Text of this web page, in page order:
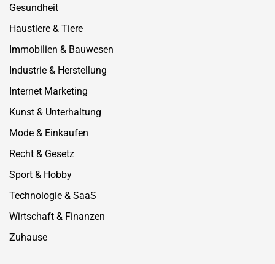
Gesundheit
Haustiere & Tiere
Immobilien & Bauwesen
Industrie & Herstellung
Internet Marketing
Kunst & Unterhaltung
Mode & Einkaufen
Recht & Gesetz
Sport & Hobby
Technologie & SaaS
Wirtschaft & Finanzen
Zuhause